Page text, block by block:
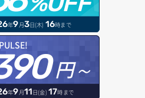
年9月3日(木) 16時まで
PULSE!
円～
年9月11日(金) 17時まで